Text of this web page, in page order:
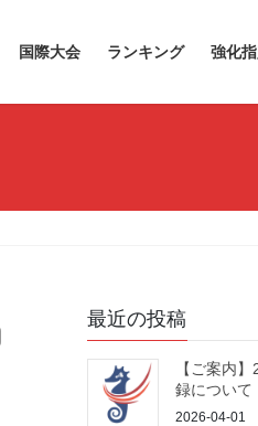
国際大会 ランキング 強化
最近の投稿
【ご案内
録について
2026-04-01